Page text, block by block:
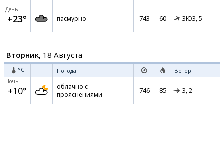
День
+23° пасмурно 743 60 ЗЮЗ, 5
Вторник, 18 Августа
°C Погода Ветер
Ночь
+10°
облачно с
прояснениями
746 85 З, 2